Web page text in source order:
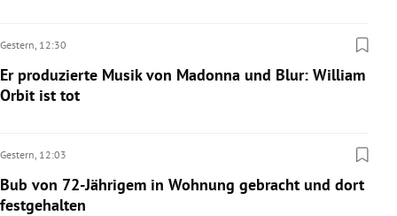
Gestern, 12:30
Er produzierte Musik von Madonna und Blur: William
Orbit ist tot
Gestern, 12:03
Bub von 72-Jährigem in Wohnung gebracht und dort
festgehalten